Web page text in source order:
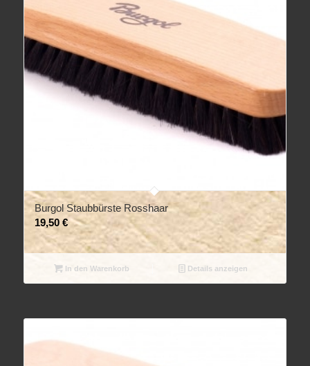
Burgol Staubbürste Rosshaar
19,50 €
In den Warenkorb Details anzeigen